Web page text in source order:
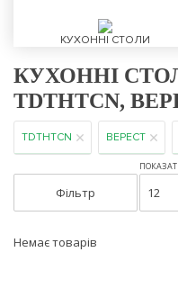
КУХОННІ СТОЛИ
КУХОННІ
TDTHTCN,
TDTHTCN ВЕРЕСТ
Фільтр 12
Немає товарів